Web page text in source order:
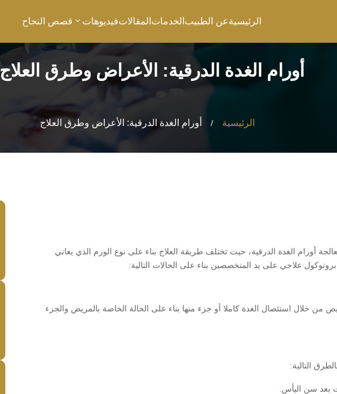
الرئيسيةعن الطبيب الخدمات المقالاتفيديوهات قصص النجاح
أورام الغدة الدرقية: الأعراض وطرق العلاج
الرئيسية / أورام الغدة الدرقية: الأعراض وطرق العلاج
أورام الغدة الدرقية، حيث تختلف طريقة العلاج بناء على نوع الورم الذي يعاني
علاجي على يد المتخصصين بناء على الحالات التالية:
من خلال استئصال الغدة كاملا أو جزء منها بناء على الحالة الخاصة بالمريض والجزء
التالية:
بعد سن اليأس.